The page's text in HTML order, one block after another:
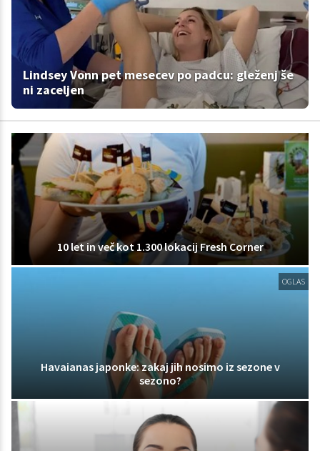
Lindsey Vonn pet mesecev po padcu: gleženj še
ni zaceljen
10 let in več kot 1.300 lokacij Fresh Corner
OGLAS
Havaianas japonke: zakaj jih nosimo iz sezone v
sezono?